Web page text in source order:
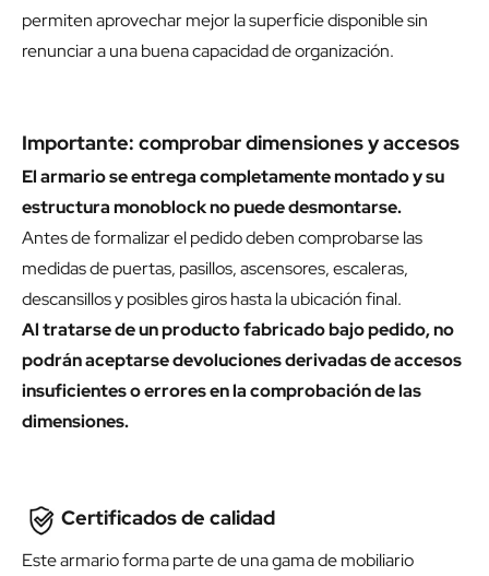
permiten aprovechar mejor la superficie disponible sin
renunciar a una buena capacidad de organización.
Importante: comprobar dimensiones y accesos
El armario se entrega completamente montado y su
estructura monoblock no puede desmontarse.
Antes de formalizar el pedido deben comprobarse las
medidas de puertas, pasillos, ascensores, escaleras,
descansillos y posibles giros hasta la ubicación final.
Al tratarse de un producto fabricado bajo pedido, no
podrán aceptarse devoluciones derivadas de accesos
insuficientes o errores en la comprobación de las
dimensiones.
Certificados de calidad
Este armario forma parte de una gama de mobiliario